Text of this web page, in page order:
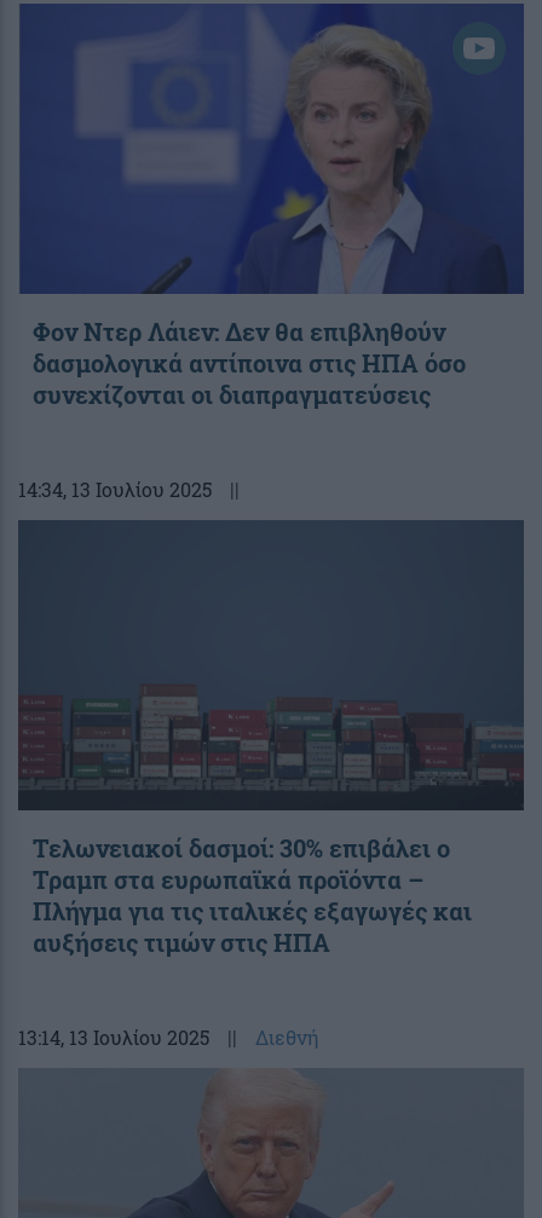
Φον Ντερ Λάιεν: Δεν θα επιβληθούν
δασμολογικά αντίποινα στις ΗΠΑ όσο
συνεχίζονται οι διαπραγματεύσεις
14:34, 13 Ιουλίου 2025 ||
Τελωνειακοί δασμοί: 30% επιβάλει ο
Τραμπ στα ευρωπαϊκά προϊόντα –
Πλήγμα για τις ιταλικές εξαγωγές και
αυξήσεις τιμών στις ΗΠΑ
13:14, 13 Ιουλίου 2025 || Διεθνή